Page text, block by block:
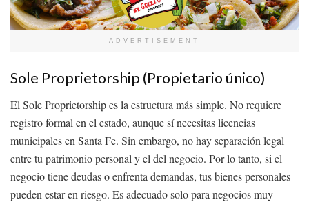
ADVERTISEMENT
Sole Proprietorship (Propietario único)
El Sole Proprietorship es la estructura más simple. No requiere
registro formal en el estado, aunque sí necesitas licencias
municipales en Santa Fe. Sin embargo, no hay separación legal
entre tu patrimonio personal y el del negocio. Por lo tanto, si el
negocio tiene deudas o enfrenta demandas, tus bienes personales
pueden estar en riesgo. Es adecuado solo para negocios muy